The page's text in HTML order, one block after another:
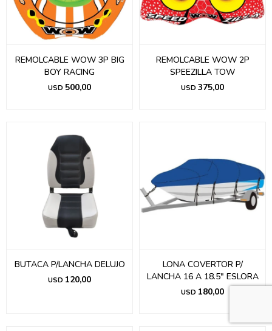
REMOLCABLE WOW 3P BIG
BOY RACING
USD 500,00
REMOLCABLE WOW 2P
SPEEZILLA TOW
USD 375,00
BUTACA P/LANCHA DELUJO
USD 120,00
LONA COVERTOR P/
LANCHA 16 A 18.5" ESLORA
USD 180,00